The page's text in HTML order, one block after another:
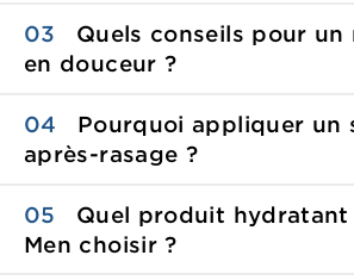
03
Quels conseils pour un
en douceur ?
04
Pourquoi appliquer un
après-rasage ?
05
Quel produit hydratant
Men choisir ?